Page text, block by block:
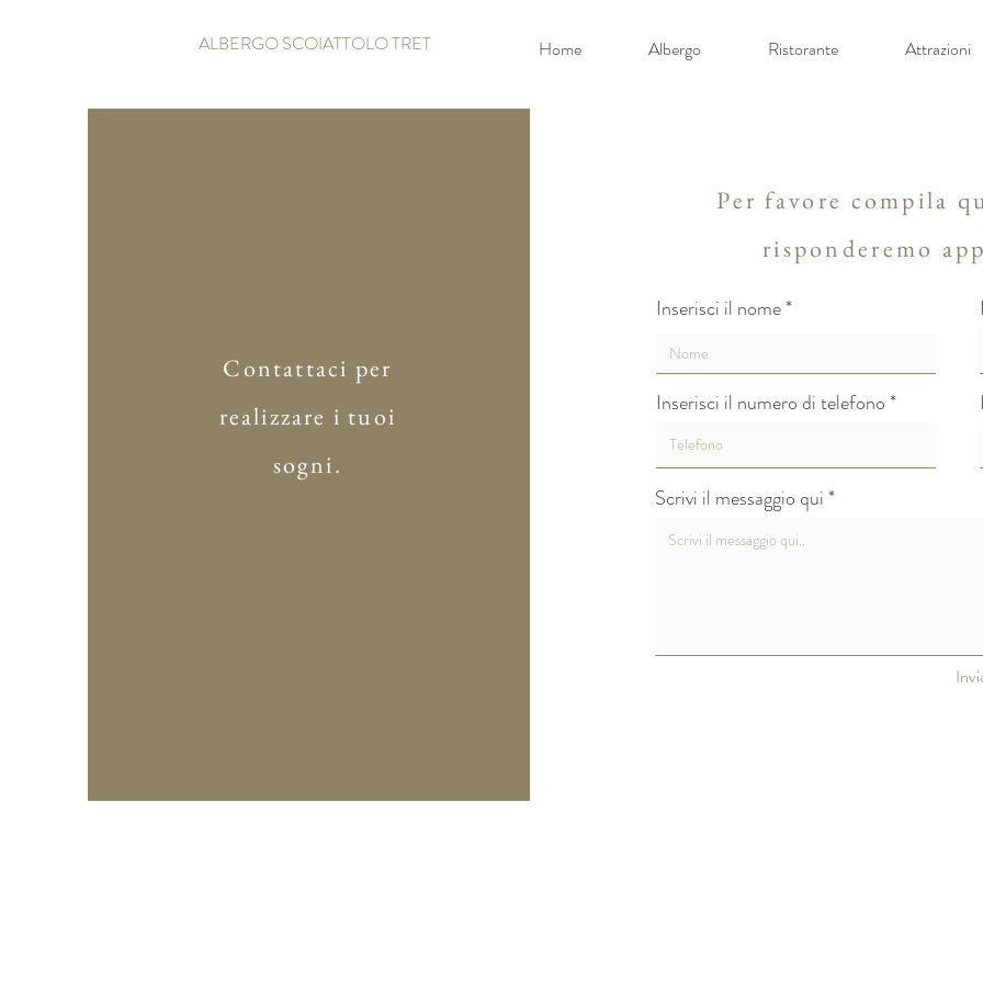
Home Albergo Ristorante Attrazioni
ALBERGO SCOIATTOLO TRET
Contattaci per
realizzare i tuoi
sogni.
Per favore compila
risponderemo
Inserisci il nome
Inserisci il numero di telefono
Scrivi il messaggio qui